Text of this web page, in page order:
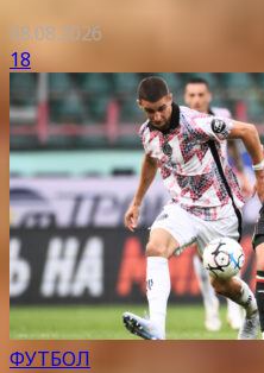
08.08.2026
18
ФУТБОЛ